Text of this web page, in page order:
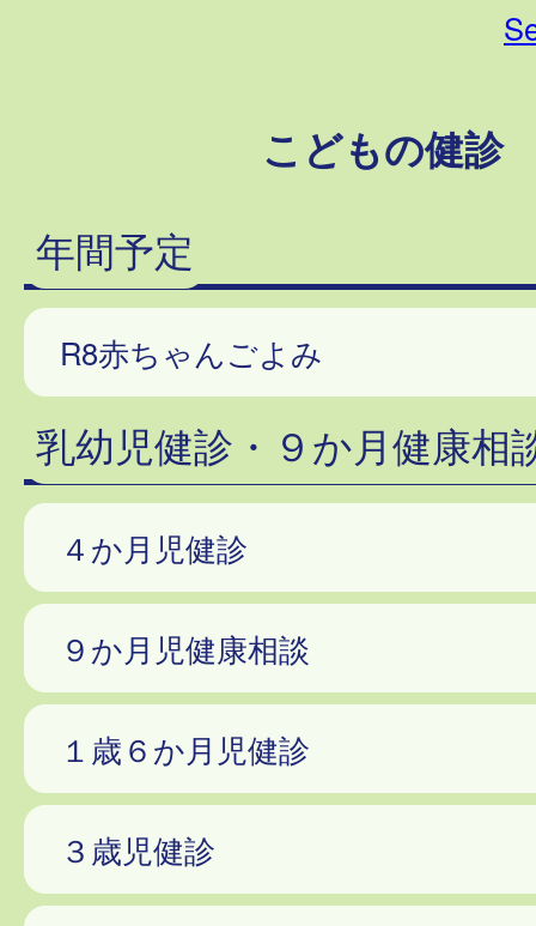
こどもの健診
年間予定
R8赤ちゃんごよみ
乳幼児健診・９か月健康相
４か月児健診
９か月児健康相談
１歳６か月児健診
３歳児健診